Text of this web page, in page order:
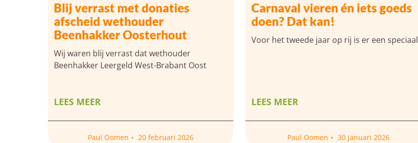
Blij verrast met donaties
afscheid wethouder
Beenhakker Oosterhout
Wij waren blij verrast dat wethouder
Beenhakker Leergeld West-Brabant Oost
LEES MEER
Paul Oomen 20 februari 2026
Carnaval vieren én iets goeds
doen? Dat kan!
Voor het tweede jaar op rij is er een speciaal
LEES MEER
Paul Oomen 30 januari 2026